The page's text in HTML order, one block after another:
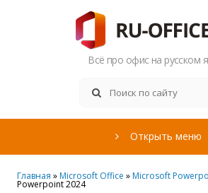
Всё про офис на русском
Открыть меню
Главная » Microsoft Office » Microsoft
Powerpoint 2024